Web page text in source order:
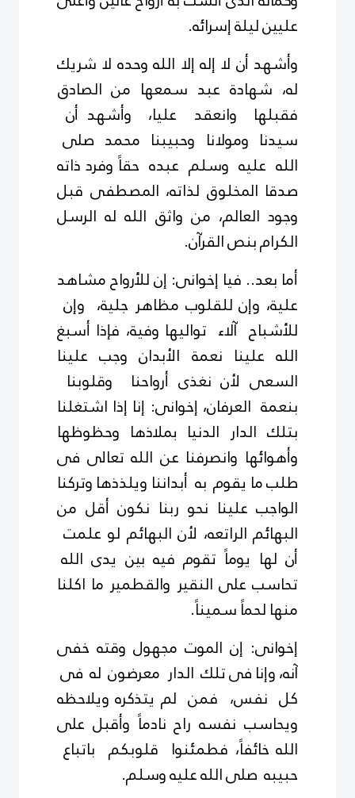
عليين ليلة إسرائه.
وأشهد أن لا إله إلا الله وحده لا شريك
له، شهادة عبد سمعها من الصادق
فقبلها وانعقد عليا، وأشهد أن
سيدنا ومولانا وحبيبنا محمد صلى
الله عليه وسلم عبده حقاً وفرد ذاته
صدقا المخلوق لذاته، المصطفى قبل
وجود العالم، من واثق الله له الرسل
الكرام بنص القرآن.
أما بعد.. فيا إخوانى: إن للأرواح مشاهد
علية، وإن للقلوب مظاهر جلية، وإن
للأشباح آلاء تواليها وفية، فإذا أسبغ
الله علينا نعمة الأبدان وجب علينا
السعى لأن نغذى أرواحنا وقلوبنا
بنعمة العرفان، إخوانى: إنا إذا اشتغلنا
بتلك الدار الدنيا بملاذها وحظوظها
وأهوائها وانصرفنا عن الله تعالى فى
طلب ما يقوم به أبداننا ويلذذها وتركنا
الواجب علينا نحو ربنا نكون أقل من
البهائم الراتعه، لأن البهائم لو علمت
أن لها يوماً تقوم فيه بين يدى الله
تحاسب على النقير والقطمير ما اكلنا
منها لحماً سميناً.
إخوانى: إن الموت مجهول وقته خفى
آنه، وإنا فى تلك الدار معرضون له فى
كل نفس، فمن لم يتذكره ويلاحظه
ويحاسب نفسه راح نادماً وأقبل على
الله خائفاً، فطمئنوا قلوبكم باتباع
حبيبه صلى الله عليه وسلم.